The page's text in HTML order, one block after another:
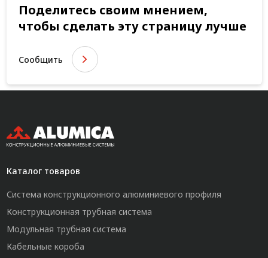
Поделитесь своим мнением,
чтобы сделать эту страницу лучше
Сообщить
Каталог товаров
Система конструкционного алюминиевого профиля
Конструкционная трубная система
Модульная трубная система
Кабельные короба